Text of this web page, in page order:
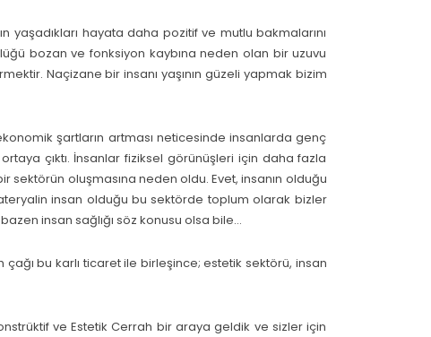
yaşadıkları hayata daha pozitif ve mutlu bakmalarını
bozan ve fonksiyon kaybına neden olan bir uzuvu
Naçizane bir insanı yaşının güzeli yapmak bizim
şartların artması neticesinde insanlarda genç
çıktı. İnsanlar fiziksel görünüşleri için daha fazla
oluşmasına neden oldu. Evet, insanın olduğu
insan olduğu bu sektörde toplum olarak bizler
insan sağlığı söz konusu olsa bile…
bu karlı ticaret ile birleşince; estetik sektörü, insan
ve Estetik Cerrah bir araya geldik ve sizler için